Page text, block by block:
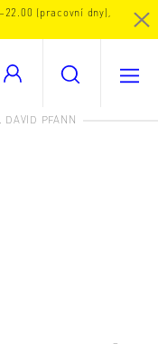
(pracovní dny),
DAVID PFANN